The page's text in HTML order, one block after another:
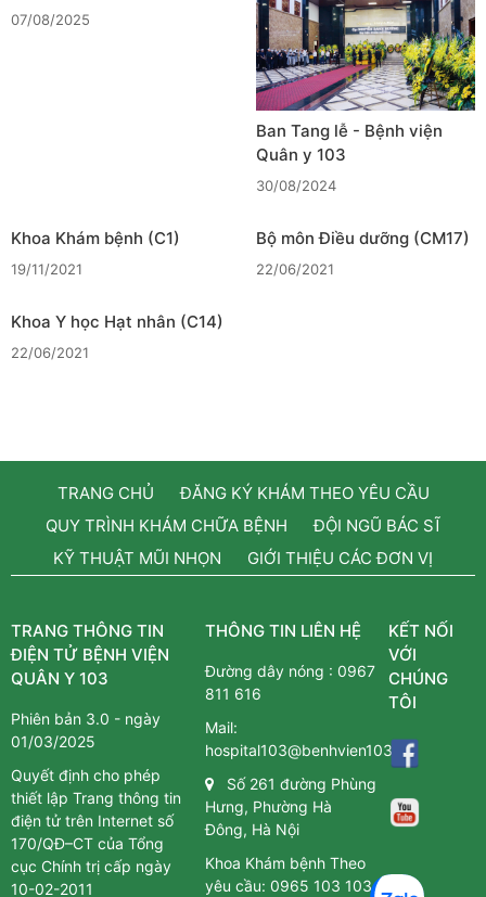
07/08/2025
Ban Tang lễ - Bệnh viện
Quân y 103
30/08/2024
Khoa Khám bệnh (C1)
19/11/2021
Bộ môn Điều dưỡng (CM17)
22/06/2021
Khoa Y học Hạt nhân (C14)
22/06/2021
TRANG CHỦ
ĐĂNG KÝ KHÁM THEO YÊU CẦU
QUY TRÌNH KHÁM CHỮA BỆNH
ĐỘI NGŨ BÁC SĨ
KỸ THUẬT MŨI NHỌN
GIỚI THIỆU CÁC ĐƠN VỊ
TRANG THÔNG TIN
ĐIỆN TỬ BỆNH VIỆN
QUÂN Y 103
Phiên bản 3.0 - ngày
01/03/2025
Quyết định cho phép
thiết lập Trang thông tin
điện tử trên Internet số
170/QĐ–CT của Tổng
cục Chính trị cấp ngày
10-02-2011
THÔNG TIN LIÊN HỆ
Đường dây nóng :0967
811 616
Mail:
hospital103@benhvien103.vn
Số 261 đường Phùng
Hưng, Phường Hà
Đông, Hà Nội
Khoa Khám bệnh Theo
yêu cầu:0965 103 103
KẾT NỐI
VỚI
CHÚNG
TÔI